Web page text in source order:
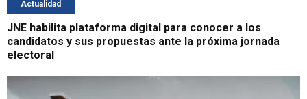
Actualidad
JNE habilita plataforma digital para conocer a los
candidatos y sus propuestas ante la próxima jornada
electoral